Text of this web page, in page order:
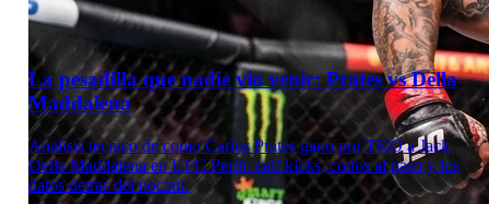
La pesadilla que nadie vio venir: Prates vs Della
Maddalena
Analisis tecnico de como Carlos Prates gano por TKO a Jack
Della Maddalena en UFC Perth: calf kicks, codos al paso y los
datos detras del nocaut.